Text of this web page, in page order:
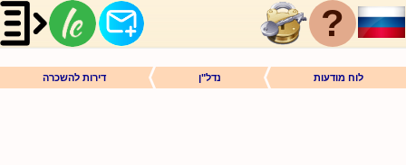
?
לוח מודעות נדל"ן דירות להשכרה